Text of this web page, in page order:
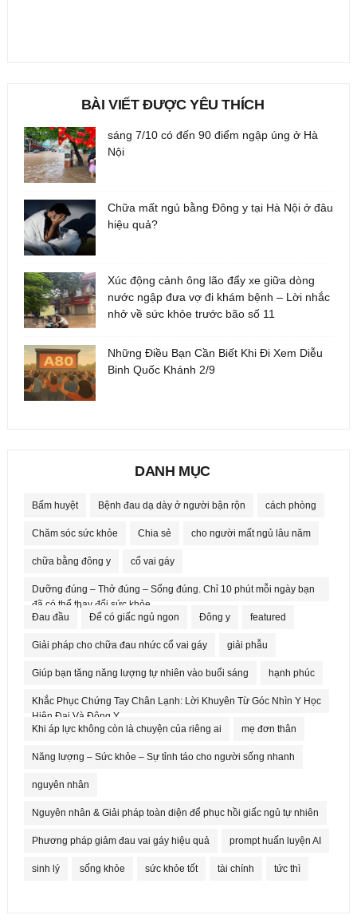
BÀI VIẾT ĐƯỢC YÊU THÍCH
sáng 7/10 có đến 90 điểm ngập úng ở Hà
Nội
Chữa mất ngủ bằng Đông y tại Hà Nội ở đâu
hiệu quả?
Xúc động cảnh ông lão đẩy xe giữa dòng
nước ngập đưa vợ đi khám bệnh – Lời nhắc
nhở về sức khỏe trước bão số 11
Những Điều Bạn Cần Biết Khi Đi Xem Diễu
Binh Quốc Khánh 2/9
DANH MỤC
Bấm huyệt Bệnh đau dạ dày ở người bận rộn cách phòng
Chăm sóc sức khỏe Chia sẻ cho người mất ngủ lâu năm
chữa bằng đông y cổ vai gáy
Dưỡng đúng – Thở đúng – Sống đúng. Chỉ 10 phút mỗi ngày bạn
đã có thể thay đổi sức khỏe.
Đau đầu
Để có giấc ngủ ngon Đông y featured
Giải pháp cho chữa đau nhức cổ vai gáy giải phẫu
Giúp bạn tăng năng lượng tự nhiên vào buổi sáng hạnh phúc
Khắc Phục Chứng Tay Chân Lạnh: Lời Khuyên Từ Góc Nhìn Y Học
Hiện Đại Và Đông Y
Khi áp lực không còn là chuyện của riêng ai
mẹ đơn thân
Năng lượng – Sức khỏe – Sự tỉnh táo cho người sống nhanh
nguyên nhân
Nguyên nhân & Giải pháp toàn diện để phục hồi giấc ngủ tự nhiên
Phương pháp giảm đau vai gáy hiệu quả prompt huấn luyện AI
sinh lý sống khỏe sức khỏe tốt tài chính tức thì